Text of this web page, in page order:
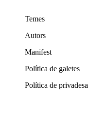
Temes
Autors
Manifest
Política de galetes
Política de privadesa